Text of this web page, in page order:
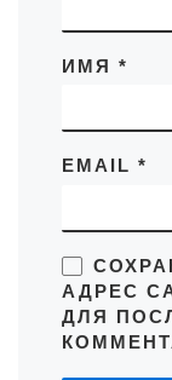
ИМЯ*
EMAIL*
АДРЕС
ДЛЯ